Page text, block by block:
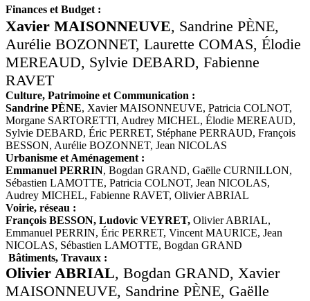
Finances et Budget :
Xavier MAISONNEUVE, Sandrine PÈNE,
Aurélie BOZONNET, Laurette COMAS, Élodie
MEREAUD, Sylvie DEBARD, Fabienne
RAVET
Culture, Patrimoine et Communication :
Sandrine PÈNE, Xavier MAISONNEUVE, Patricia COLNOT,
Morgane SARTORETTI, Audrey MICHEL, Élodie MEREAUD,
Sylvie DEBARD, Éric PERRET, Stéphane PERRAUD, François
BESSON, Aurélie BOZONNET, Jean NICOLAS
Urbanisme et Aménagement :
Emmanuel PERRIN, Bogdan GRAND, Gaëlle CURNILLON,
Sébastien LAMOTTE, Patricia COLNOT, Jean NICOLAS,
Audrey MICHEL, Fabienne RAVET, Olivier ABRIAL
Voirie, réseau :
François BESSON, Ludovic VEYRET, Olivier ABRIAL,
Emmanuel PERRIN, Éric PERRET, Vincent MAURICE, Jean
NICOLAS, Sébastien LAMOTTE, Bogdan GRAND
Bâtiments, Travaux :
Olivier ABRIAL, Bogdan GRAND, Xavier
MAISONNEUVE, Sandrine PÈNE, Gaëlle